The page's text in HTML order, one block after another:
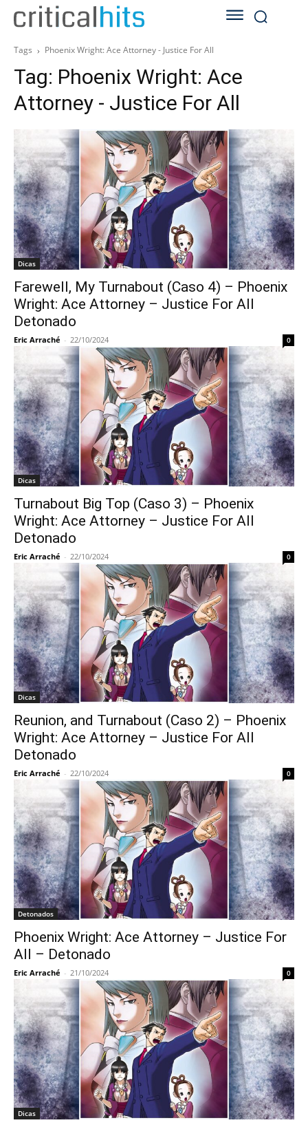
Tags Phoenix Wright: Ace Attorney - Justice For All
Tag: Phoenix Wright: Ace
Attorney - Justice For All
Dicas
Farewell, My Turnabout (Caso 4) – Phoenix
Wright: Ace Attorney – Justice For All
Detonado
Eric Arraché - 22/10/2024 0
Dicas
Turnabout Big Top (Caso 3) – Phoenix
Wright: Ace Attorney – Justice For All
Detonado
Eric Arraché - 22/10/2024 0
Dicas
Reunion, and Turnabout (Caso 2) – Phoenix
Wright: Ace Attorney – Justice For All
Detonado
Eric Arraché - 22/10/2024 0
Detonados
Phoenix Wright: Ace Attorney – Justice For
All – Detonado
Eric Arraché - 21/10/2024 0
Dicas